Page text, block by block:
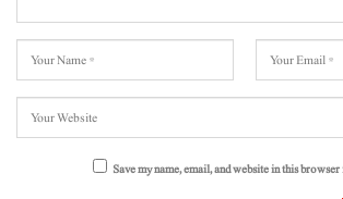
Save my name, email, and website in this